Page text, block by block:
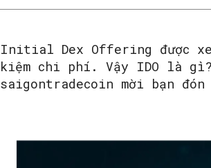
Initial Dex Offering được
kiệm chi phí. Vậy IDO là
saigontradecoin mời bạn